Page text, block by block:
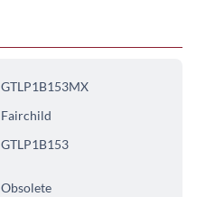
GTLP1B153MX
Fairchild
GTLP1B153
Obsolete